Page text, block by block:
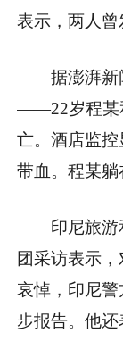
表示，两人曾
据澎湃新
——22岁程某
亡。酒店监
带血。程某躺
印尼旅
团采访表示
哀悼，印尼
步报告。他